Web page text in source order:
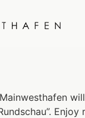
Enjoy